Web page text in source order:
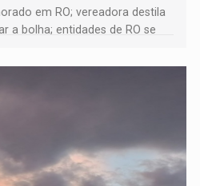
em RO; vereadora destila
a bolha; entidades de RO se